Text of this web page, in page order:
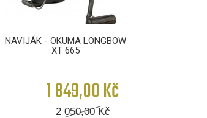
NAVIJÁK - OKUMA LONGBOW
XT 665
1 849,00 Kč
2 050,00Kč